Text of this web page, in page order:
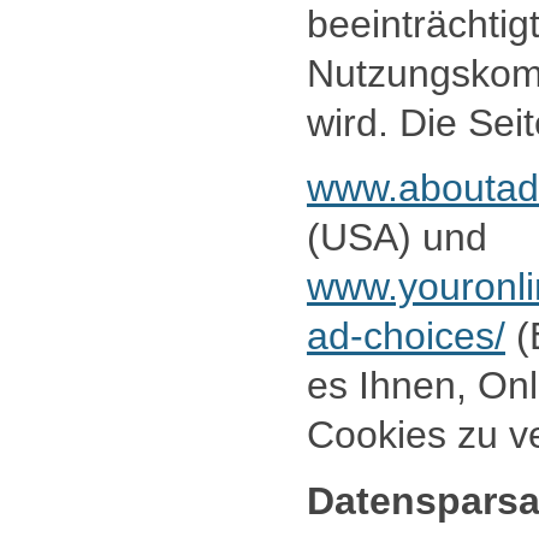
wird. Die
(USA) und
ad-choices/
es Ihnen,
Cookies zu